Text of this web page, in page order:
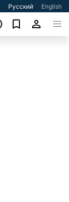
Русский English